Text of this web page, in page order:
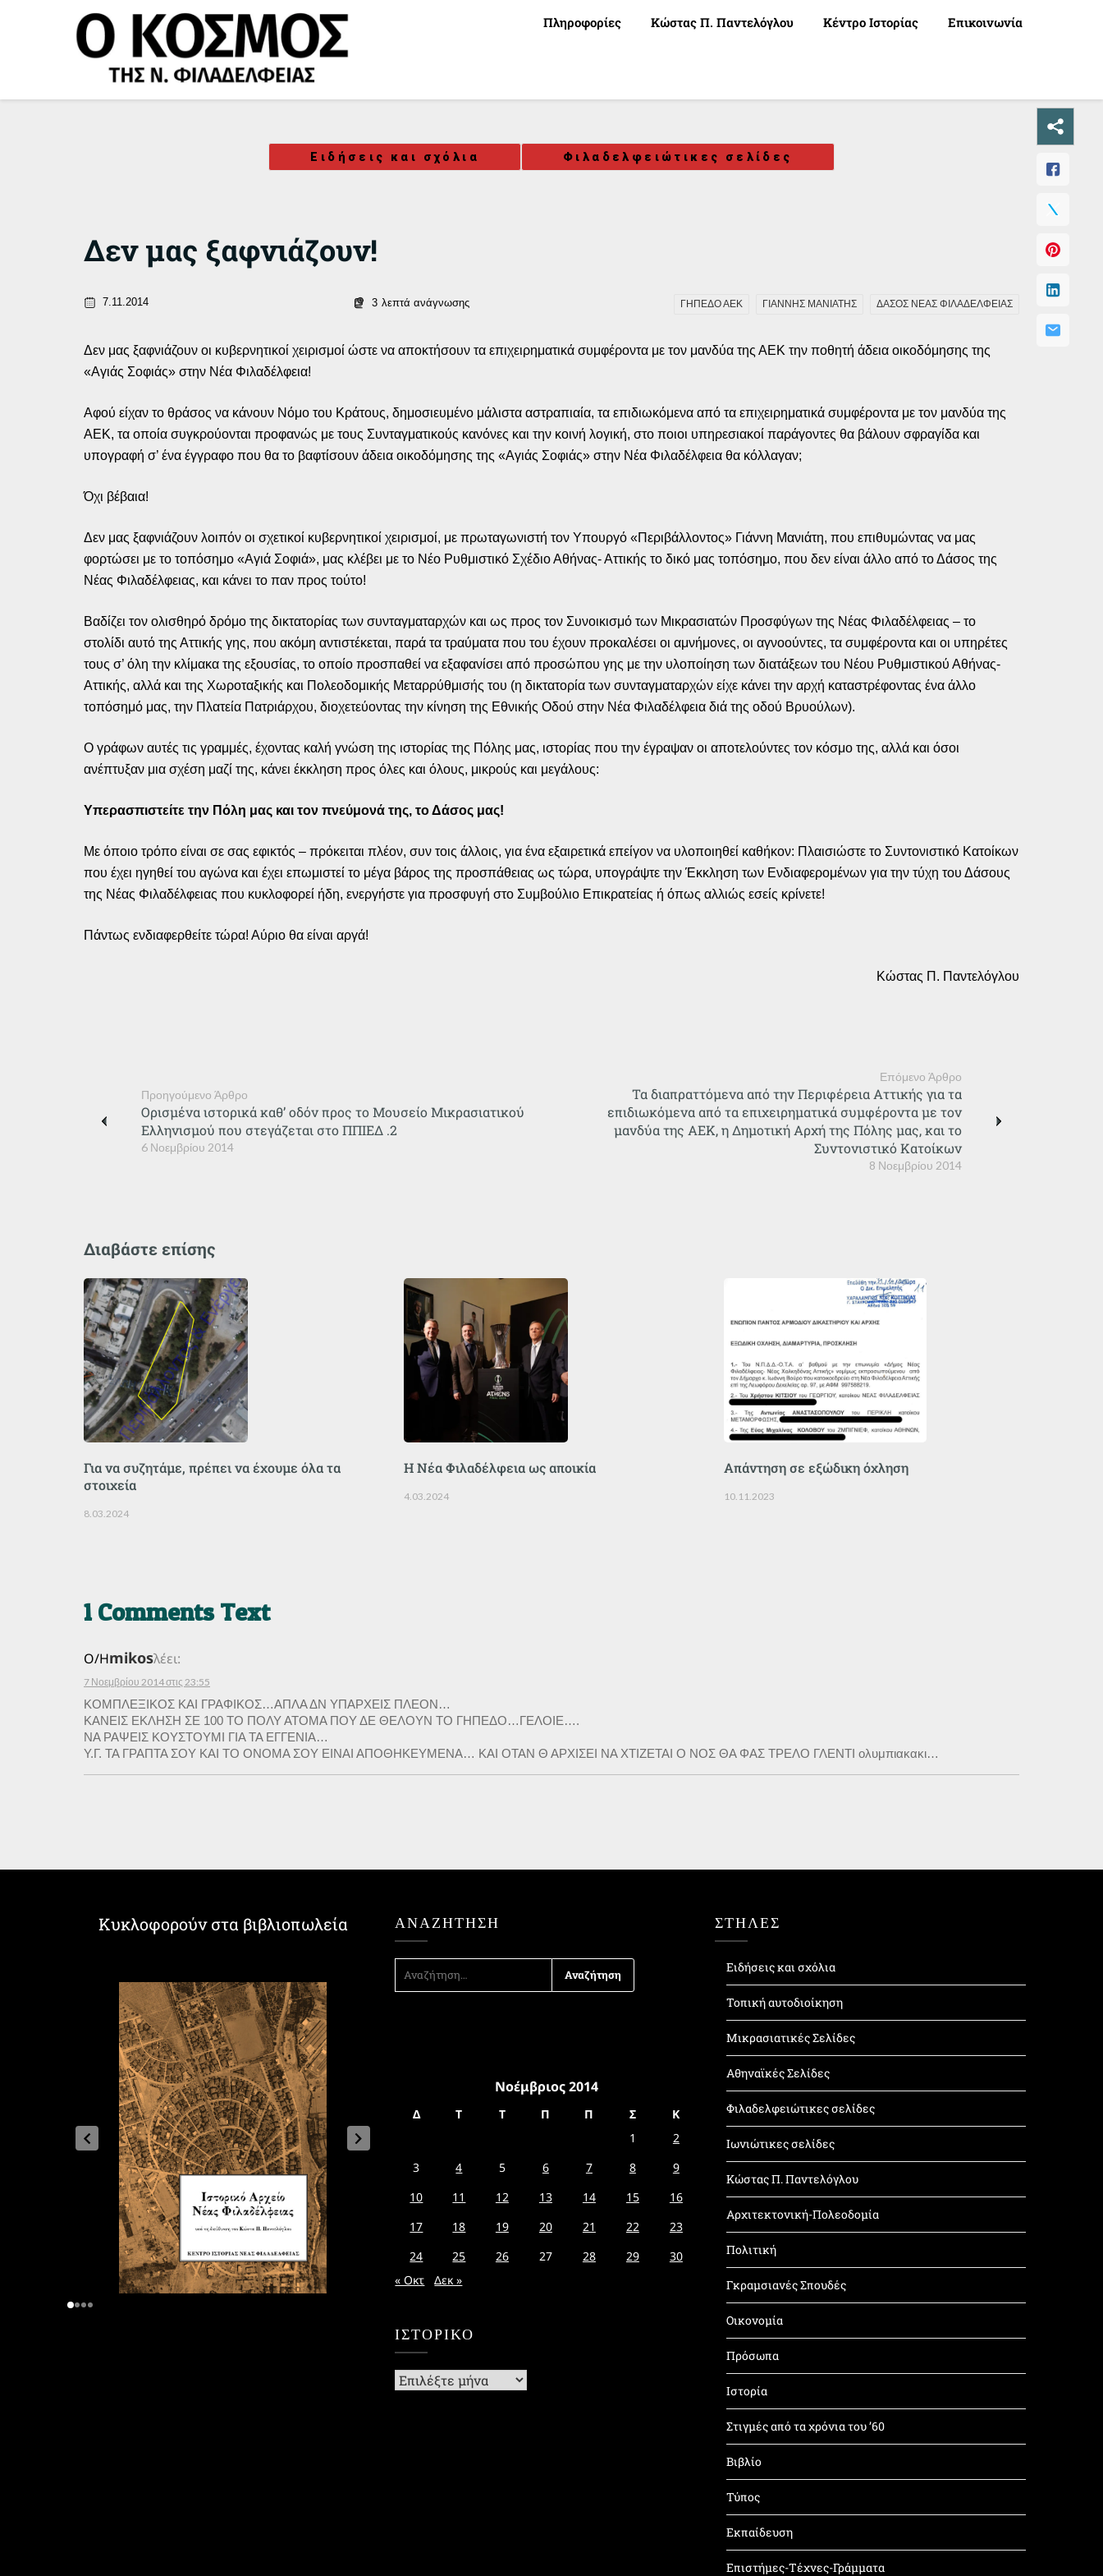
Πληροφορίες Κώστας Π. Παντελόγλου Κέντρο Ιστορίας Επικοινωνία
Ειδήσεις και σχόλια Φιλαδελφειώτικες σελίδες
Δεν μας ξαφνιάζουν!
7.11.2014 3 λεπτά ανάγνωσης ΓΗΠΕΔΟ ΑΕΚ ΓΙΑΝΝΗΣ ΜΑΝΙΑΤΗΣ ΔΑΣΟΣ ΝΕΑΣ ΦΙΛΑΔΕΛΦΕΙΑΣ
Δεν μας ξαφνιάζουν οι κυβερνητικοί χειρισμοί ώστε να αποκτήσουν τα επιχειρηματικά συμφέροντα με τον μανδύα της ΑΕΚ την ποθητή άδεια οικοδόμησης της
«Αγιάς Σοφιάς» στην Νέα Φιλαδέλφεια!
Αφού είχαν το θράσος να κάνουν Νόμο του Κράτους, δημοσιευμένο μάλιστα αστραπιαία, τα επιδιωκόμενα από τα επιχειρηματικά συμφέροντα με τον μανδύα της
ΑΕΚ, τα οποία συγκρούονται προφανώς με τους Συνταγματικούς κανόνες και την κοινή λογική, στο ποιοι υπηρεσιακοί παράγοντες θα βάλουν σφραγίδα και
υπογραφή σ’ ένα έγγραφο που θα το βαφτίσουν άδεια οικοδόμησης της «Αγιάς Σοφιάς» στην Νέα Φιλαδέλφεια θα κόλλαγαν;
Όχι βέβαια!
Δεν μας ξαφνιάζουν λοιπόν οι σχετικοί κυβερνητικοί χειρισμοί, με πρωταγωνιστή τον Υπουργό «Περιβάλλοντος» Γιάννη Μανιάτη, που επιθυμώντας να μας
φορτώσει με το τοπόσημο «Αγιά Σοφιά», μας κλέβει με το Νέο Ρυθμιστικό Σχέδιο Αθήνας- Αττικής το δικό μας τοπόσημο, που δεν είναι άλλο από το Δάσος της
Νέας Φιλαδέλφειας, και κάνει το παν προς τούτο!
Βαδίζει τον ολισθηρό δρόμο της δικτατορίας των συνταγματαρχών και ως προς τον Συνοικισμό των Μικρασιατών Προσφύγων της Νέας Φιλαδέλφειας – το
στολίδι αυτό της Αττικής γης, που ακόμη αντιστέκεται, παρά τα τραύματα που του έχουν προκαλέσει οι αμνήμονες, οι αγνοούντες, τα συμφέροντα και οι υπηρέτες
τους σ’ όλη την κλίμακα της εξουσίας, το οποίο προσπαθεί να εξαφανίσει από προσώπου γης με την υλοποίηση των διατάξεων του Νέου Ρυθμιστικού Αθήνας-
Αττικής, αλλά και της Χωροταξικής και Πολεοδομικής Μεταρρύθμισής του (η δικτατορία των συνταγματαρχών είχε κάνει την αρχή καταστρέφοντας ένα άλλο
τοπόσημό μας, την Πλατεία Πατριάρχου, διοχετεύοντας την κίνηση της Εθνικής Οδού στην Νέα Φιλαδέλφεια διά της οδού Βρυούλων).
Ο γράφων αυτές τις γραμμές, έχοντας καλή γνώση της ιστορίας της Πόλης μας, ιστορίας που την έγραψαν οι αποτελούντες τον κόσμο της, αλλά και όσοι
ανέπτυξαν μια σχέση μαζί της, κάνει έκκληση προς όλες και όλους, μικρούς και μεγάλους:
Υπερασπιστείτε την Πόλη μας και τον πνεύμονά της, το Δάσος μας!
Με όποιο τρόπο είναι σε σας εφικτός – πρόκειται πλέον, συν τοις άλλοις, για ένα εξαιρετικά επείγον να υλοποιηθεί καθήκον: Πλαισιώστε το Συντονιστικό Κατοίκων
που έχει ηγηθεί του αγώνα και έχει επωμιστεί το μέγα βάρος της προσπάθειας ως τώρα, υπογράψτε την Έκκληση των Ενδιαφερομένων για την τύχη του Δάσους
της Νέας Φιλαδέλφειας που κυκλοφορεί ήδη, ενεργήστε για προσφυγή στο Συμβούλιο Επικρατείας ή όπως αλλιώς εσείς κρίνετε!
Πάντως ενδιαφερθείτε τώρα! Αύριο θα είναι αργά!
Κώστας Π. Παντελόγλου
Προηγούμενο Άρθρο
6 Νοεμβρίου 2014
Ορισμένα ιστορικά καθ’ οδόν προς το Μουσείο Μικρασιατικού
Ελληνισμού που στεγάζεται στο ΠΠΙΕΔ .2
Επόμενο Άρθρο
8 Νοεμβρίου 2014
Τα διαπραττόμενα από την Περιφέρεια Αττικής για τα
επιδιωκόμενα από τα επιχειρηματικά συμφέροντα με τον
μανδύα της ΑΕΚ, η Δημοτική Αρχή της Πόλης μας, και το
Συντονιστικό Κατοίκων
Διαβάστε επίσης
Για να συζητάμε, πρέπει να έχουμε όλα τα
στοιχεία
8.03.2024
Η Νέα Φιλαδέλφεια ως αποικία
4.03.2024
Απάντηση σε εξώδικη όχληση
10.11.2023
1 Comments Text
Ο/Ηmikosλέει:
7 Νοεμβρίου 2014 στις 23:55
ΚΟΜΠΛΕΞΙΚΟΣ ΚΑΙ ΓΡΑΦΙΚΟΣ…ΑΠΛΑ ΔΝ ΥΠΑΡΧΕΙΣ ΠΛΕΟΝ…
ΚΑΝΕΙΣ ΕΚΛΗΣΗ ΣΕ 100 ΤΟ ΠΟΛΥ ΑΤΟΜΑ ΠΟΥ ΔΕ ΘΕΛΟΥΝ ΤΟ ΓΗΠΕΔΟ…ΓΕΛΟΙΕ….
ΝΑ ΡΑΨΕΙΣ ΚΟΥΣΤΟΥΜΙ ΓΙΑ ΤΑ ΕΓΓΕΝΙΑ…
Υ.Γ. ΤΑ ΓΡΑΠΤΑ ΣΟΥ ΚΑΙ ΤΟ ΟΝΟΜΑ ΣΟΥ ΕΙΝΑΙ ΑΠΟΘΗΚΕΥΜΕΝΑ… ΚΑΙ ΟΤΑΝ Θ ΑΡΧΙΣΕΙ ΝΑ ΧΤΙΖΕΤΑΙ Ο ΝΟΣ ΘΑ ΦΑΣ ΤΡΕΛΟ ΓΛΕΝΤΙ ολυμπιακακι…
Κυκλοφορούν στα βιβλιοπωλεία ΑΝΑΖΉΤΗΣΗ
ΓΙΑ:
Νοέμβριος 2014
Δ Τ Τ Π Π Σ
Κ
1
2
3
4 5 6 7 8
9
10
11 12 13 14 15
16
17
18 19 20 21 22
23
24
25 26 27 28 29
30
« Οκτ
Δεκ »
ΙΣΤΟΡΙΚΌ
Ιστορικό
ΣΤΗΛΕΣ
Ειδήσεις και σχόλια
Τοπική αυτοδιοίκηση
Μικρασιατικές Σελίδες
Αθηναϊκές Σελίδες
Φιλαδελφειώτικες σελίδες
Ιωνιώτικες σελίδες
Κώστας Π. Παντελόγλου
Αρχιτεκτονική-Πολεοδομία
Πολιτική
Γκραμσιανές Σπουδές
Οικονομία
Πρόσωπα
Ιστορία
Στιγμές από τα χρόνια του ’60
Βιβλίο
Τύπος
Εκπαίδευση
Επιστήμες-Τέχνες-Γράμματα